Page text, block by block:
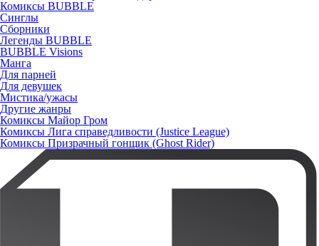
Комиксы BUBBLE
Синглы
Сборники
Легенды BUBBLE
BUBBLE Visions
Манга
Для парней
Для девушек
Мистика/ужасы
Другие жанры
Комиксы Майор Гром
Комиксы Лига справедливости (Justice League)
Комиксы Призрачный гонщик (Ghost Rider)